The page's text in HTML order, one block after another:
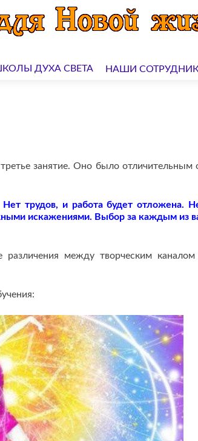
ДУХА СВЕТА НАШИ
занятие. Оно было отличительным
трудов, и работа будет отложена.
искажениями. Выбор за каждым из
между творческим